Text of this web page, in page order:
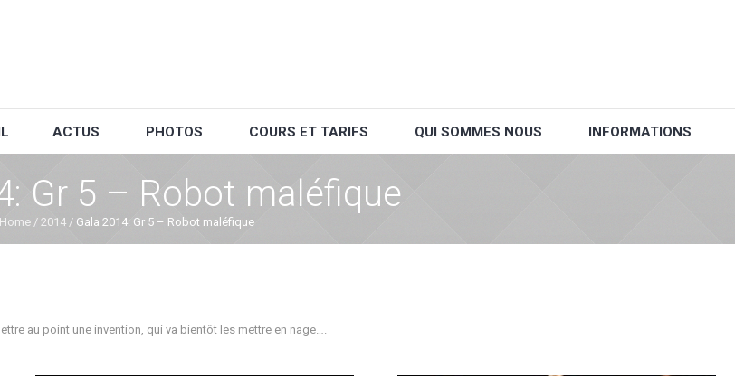
ACTUS PHOTOS COURS ET TARIFS QUI SOMMES NOUS INFORMATIONS
Gr 5 – Robot maléfique
Home / 2014 / Gala 2014: Gr 5 – Robot maléfique
au point une invention, qui va bientôt les mettre en nage….